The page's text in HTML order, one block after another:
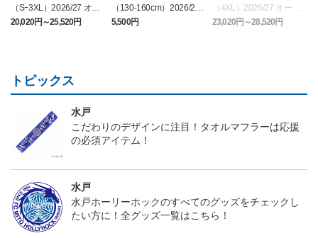
（Sｰ3XL）2026/27 オー
センティックユニフォー
ム FP 1st
20,020円～25,520円
（130-160cm）2026/27
キッズユニフォーム FP1s
5,500円
（4XL）2026/27 オーセ
ンティックユニフォーム
FP 1st
23,020円～28,520円
トピックス
水戸
こだわりのデザインに注目！タオルマフラーは応援
の必須アイテム！
水戸
水戸ホーリーホックのすべてのグッズをチェックし
たい方に！全グッズ一覧はこちら！